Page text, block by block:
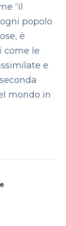
“il
popolo
è
come le
e
mondo in